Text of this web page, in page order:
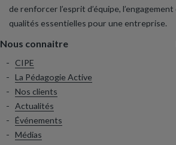
de renforcer l’esprit d’équipe,
qualités essentielles pour une entreprise.
Nous connaitre
CIPE
La Pédagogie Active
Nos clients
Actualités
Événements
Médias